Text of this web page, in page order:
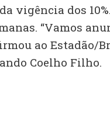
vigência dos
“Vamos
ao Estadão/
Coelho Filho.